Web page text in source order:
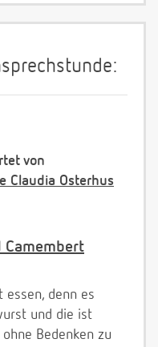
von
Claudia Osterhus
Camembert
essen, denn es
und die ist
Bedenken zu